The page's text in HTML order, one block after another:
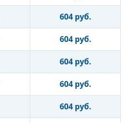
604 руб.
604 руб.
604 руб.
604 руб.
604 руб.